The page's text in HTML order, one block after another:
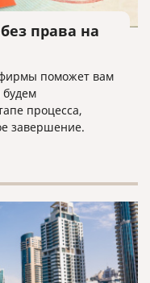
права на
поможет вам
будем
процесса,
завершение.